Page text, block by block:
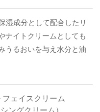
湿成分として配合したリ
ナイトクリームとしても
うるおいを与え水分と油
フェイスクリーム
ングクリーム）